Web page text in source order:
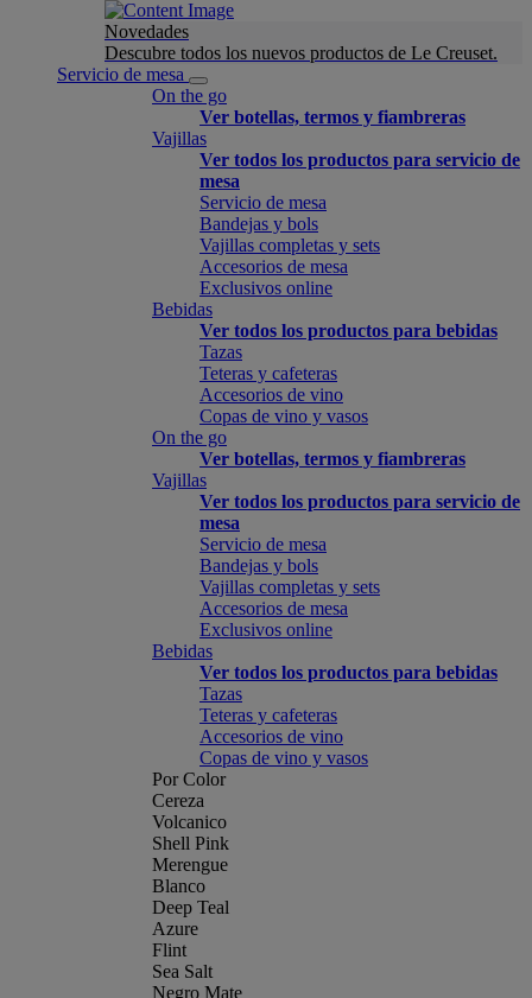
Novedades
Descubre todos los nuevos productos de Le Creuset.
Servicio de mesa
On the go
Ver botellas, termos y fiambreras
Vajillas
Ver todos los productos para servicio de
mesa
Servicio de mesa
Bandejas y bols
Vajillas completas y sets
Accesorios de mesa
Exclusivos online
Bebidas
Ver todos los productos para bebidas
Tazas
Teteras y cafeteras
Accesorios de vino
Copas de vino y vasos
On the go
Ver botellas, termos y fiambreras
Vajillas
Ver todos los productos para servicio de
mesa
Servicio de mesa
Bandejas y bols
Vajillas completas y sets
Accesorios de mesa
Exclusivos online
Bebidas
Ver todos los productos para bebidas
Tazas
Teteras y cafeteras
Accesorios de vino
Copas de vino y vasos
Por Color
Cereza
Volcanico
Shell Pink
Merengue
Blanco
Deep Teal
Azure
Flint
Sea Salt
Negro Mate